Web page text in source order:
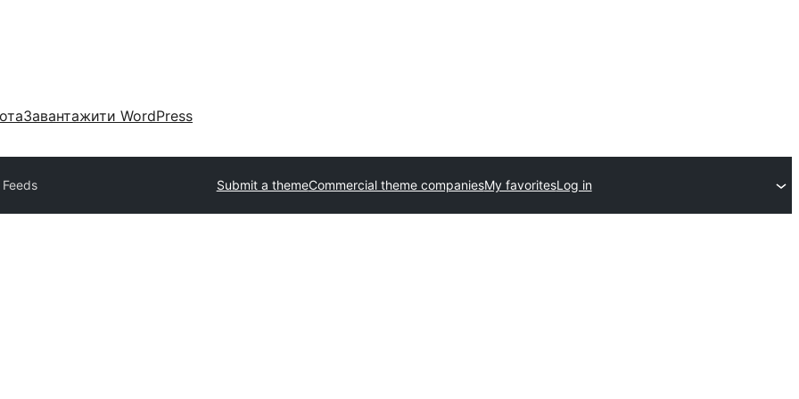
Завантажити WordPress
Submit a themeCommercial theme companiesMy favoritesLog in